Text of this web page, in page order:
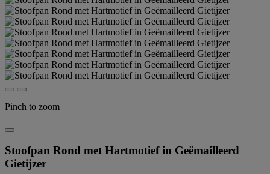
Pinch to zoom
Stoofpan Rond met Hartmotief in Geëmailleerd
Gietijzer